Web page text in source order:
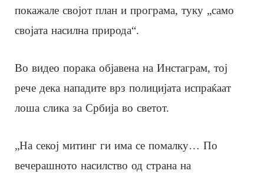
покажале својот план и програма, туку „само
својата насилна природа“.
Во видео порака објавена на Инстаграм, тој
рече дека нападите врз полицијата испраќаат
лоша слика за Србија во светот.
„На секој митинг ги има се помалку… По
вечерашното насилство од страна на